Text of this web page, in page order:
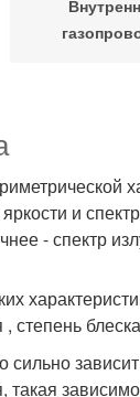
и
- спектр